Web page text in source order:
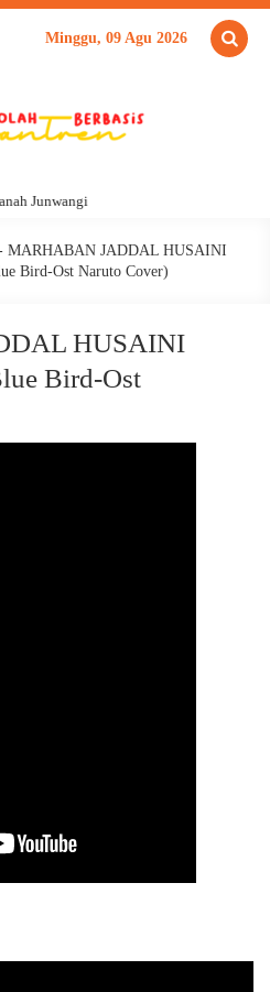
Minggu, 09 Agu 2026
Junwangi
MARHABAN JADDAL HUSAINI
Bird-Ost Naruto Cover)
HUSAINI
Bird-Ost